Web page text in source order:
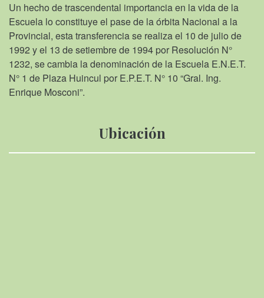
Un hecho de trascendental importancia en la vida de la
Escuela lo constituye el pase de la órbita Nacional a la
Provincial, esta transferencia se realiza el 10 de julio de
1992 y el 13 de setiembre de 1994 por Resolución N°
1232, se cambia la denominación de la Escuela E.N.E.T.
N° 1 de Plaza Huincul por E.P.E.T. N° 10 “Gral. Ing.
Enrique Mosconi”.
Ubicación